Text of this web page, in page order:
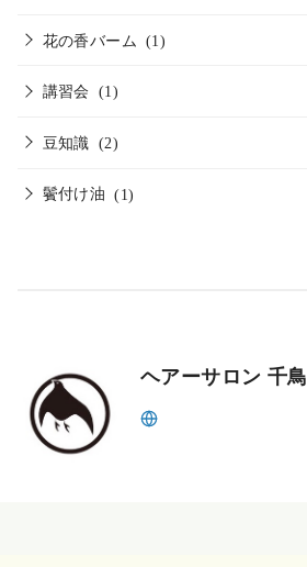
花の香バーム (1)
講習会 (1)
豆知識 (2)
鬢付け油 (1)
ヘアーサロン 千鳥